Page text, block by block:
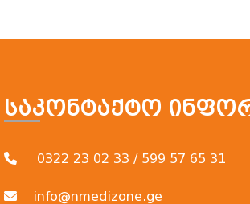
Საკონტაქტო
0322 23 02 33 / 599 57 65 31
info@nmedizone.ge